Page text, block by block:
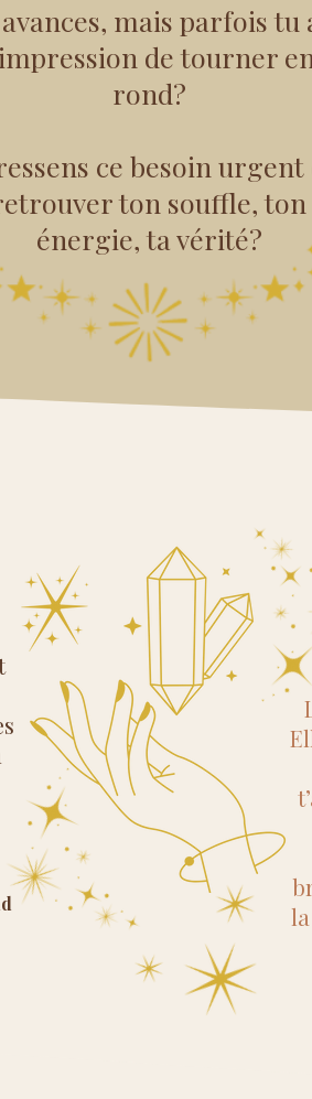
mais parfois tu
de tourner en
rond?
ce besoin urgent
ton souffle, ton
énergie, ta vérité?